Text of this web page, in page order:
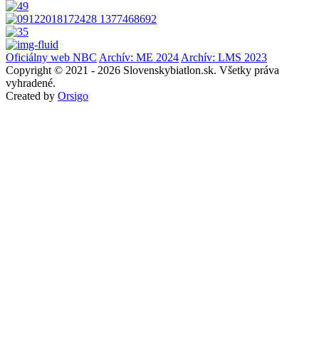
Oficiálny web NBC Archív: ME 2024 Archív: LMS 2023
Copyright © 2021 - 2026 Slovenskybiatlon.sk. Všetky práva
vyhradené.
Created by Orsigo